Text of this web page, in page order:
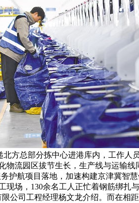
北方总部分拣中心进港库内，工作人
流园区拔节生长，生产线与运输
护航项目落地，加速构建京津冀智慧
场，130余名工人正忙着钢筋绑扎
公司工程经理杨文龙介绍。而在相